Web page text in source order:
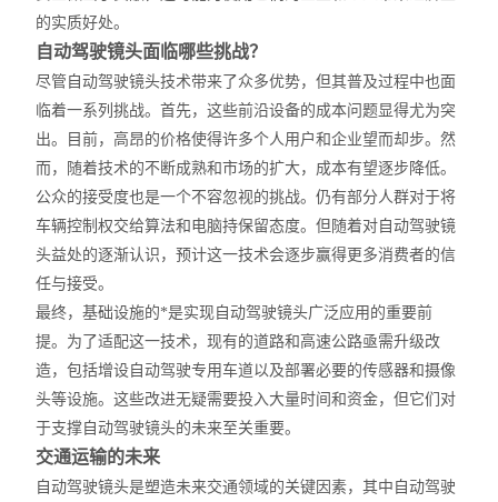
的实质好处。
自动驾驶镜头面临哪些挑战？
尽管自动驾驶镜头技术带来了众多优势，但其普及过程中也面
临着一系列挑战。首先，这些前沿设备的成本问题显得尤为突
出。目前，高昂的价格使得许多个人用户和企业望而却步。然
而，随着技术的不断成熟和市场的扩大，成本有望逐步降低。
公众的接受度也是一个不容忽视的挑战。仍有部分人群对于将
车辆控制权交给算法和电脑持保留态度。但随着对自动驾驶镜
头益处的逐渐认识，预计这一技术会逐步赢得更多消费者的信
任与接受。
最终，基础设施的*是实现自动驾驶镜头广泛应用的重要前
提。为了适配这一技术，现有的道路和高速公路亟需升级改
造，包括增设自动驾驶专用车道以及部署必要的传感器和摄像
头等设施。这些改进无疑需要投入大量时间和资金，但它们对
于支撑自动驾驶镜头的未来至关重要。
交通运输的未来
自动驾驶镜头是塑造未来交通领域的关键因素，其中自动驾驶